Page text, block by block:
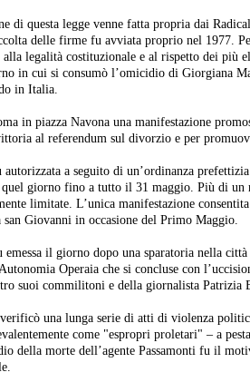
di questa legge venne fatta propria dai
delle firme fu avviata proprio nel 1977.
alla legalità costituzionale e al rispetto dei
in cui si consumò l’omicidio di Giorgiana
in Italia.
in piazza Navona una manifestazione
al referendum sul divorzio e per
a seguito di un’ordinanza
giorno fino a tutto il 31 maggio. Più di un
limitate. L’unica manifestazione
san Giovanni in occasione del Primo Maggio.
emessa il giorno dopo una sparatoria nella
Operaia che si concluse con
suoi commilitoni e della giornalista Patrizia
una lunga serie di atti di violenza
come "espropri proletari" – a
della morte dell’agente Passamonti fu il